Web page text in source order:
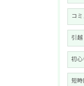
コ
引
初
短